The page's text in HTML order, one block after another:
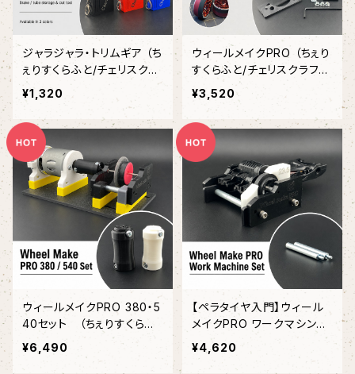
ジャラジャラ・トリムギア （ち
ぇりすくらふと/チェリスクラ
フト）
¥1,320
ウィールメイクPRO （ちぇり
すくらふと/チェリスクラフ
ト）
¥3,520
ウィールメイクPRO 380・5
40セット （ちぇりすくらふ
と・チェリスクラフト）
¥6,490
【ペラタイヤ入門】ウィール
メイクPRO ワークマシンセ
ット （ちぇりすくらふと・チェ
リスクラフト）
¥4,620